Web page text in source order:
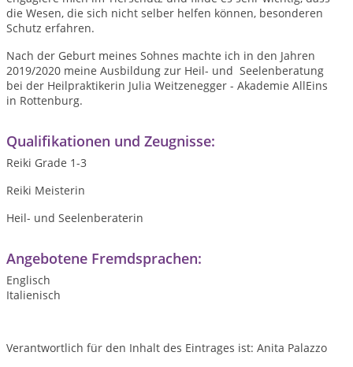
die Wesen, die sich nicht selber helfen können, besonderen
Schutz erfahren.
Nach der Geburt meines Sohnes machte ich in den Jahren
2019/2020 meine Ausbildung zur Heil- und Seelenberatung
bei der Heilpraktikerin Julia Weitzenegger - Akademie AllEins
in Rottenburg.
Qualifikationen und Zeugnisse:
Reiki Grade 1-3
Reiki Meisterin
Heil- und Seelenberaterin
Angebotene Fremdsprachen:
Englisch
Italienisch
Verantwortlich für den Inhalt des Eintrages ist: Anita Palazzo